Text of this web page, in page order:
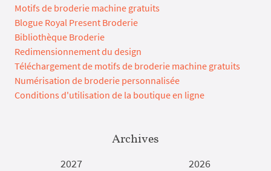
Motifs de broderie machine gratuits
Blogue Royal Present Broderie
Bibliothèque Broderie
Redimensionnement du design
Téléchargement de motifs de broderie machine gratuits
Numérisation de broderie personnalisée
Conditions d'utilisation de la boutique en ligne
Archives
2027
2026